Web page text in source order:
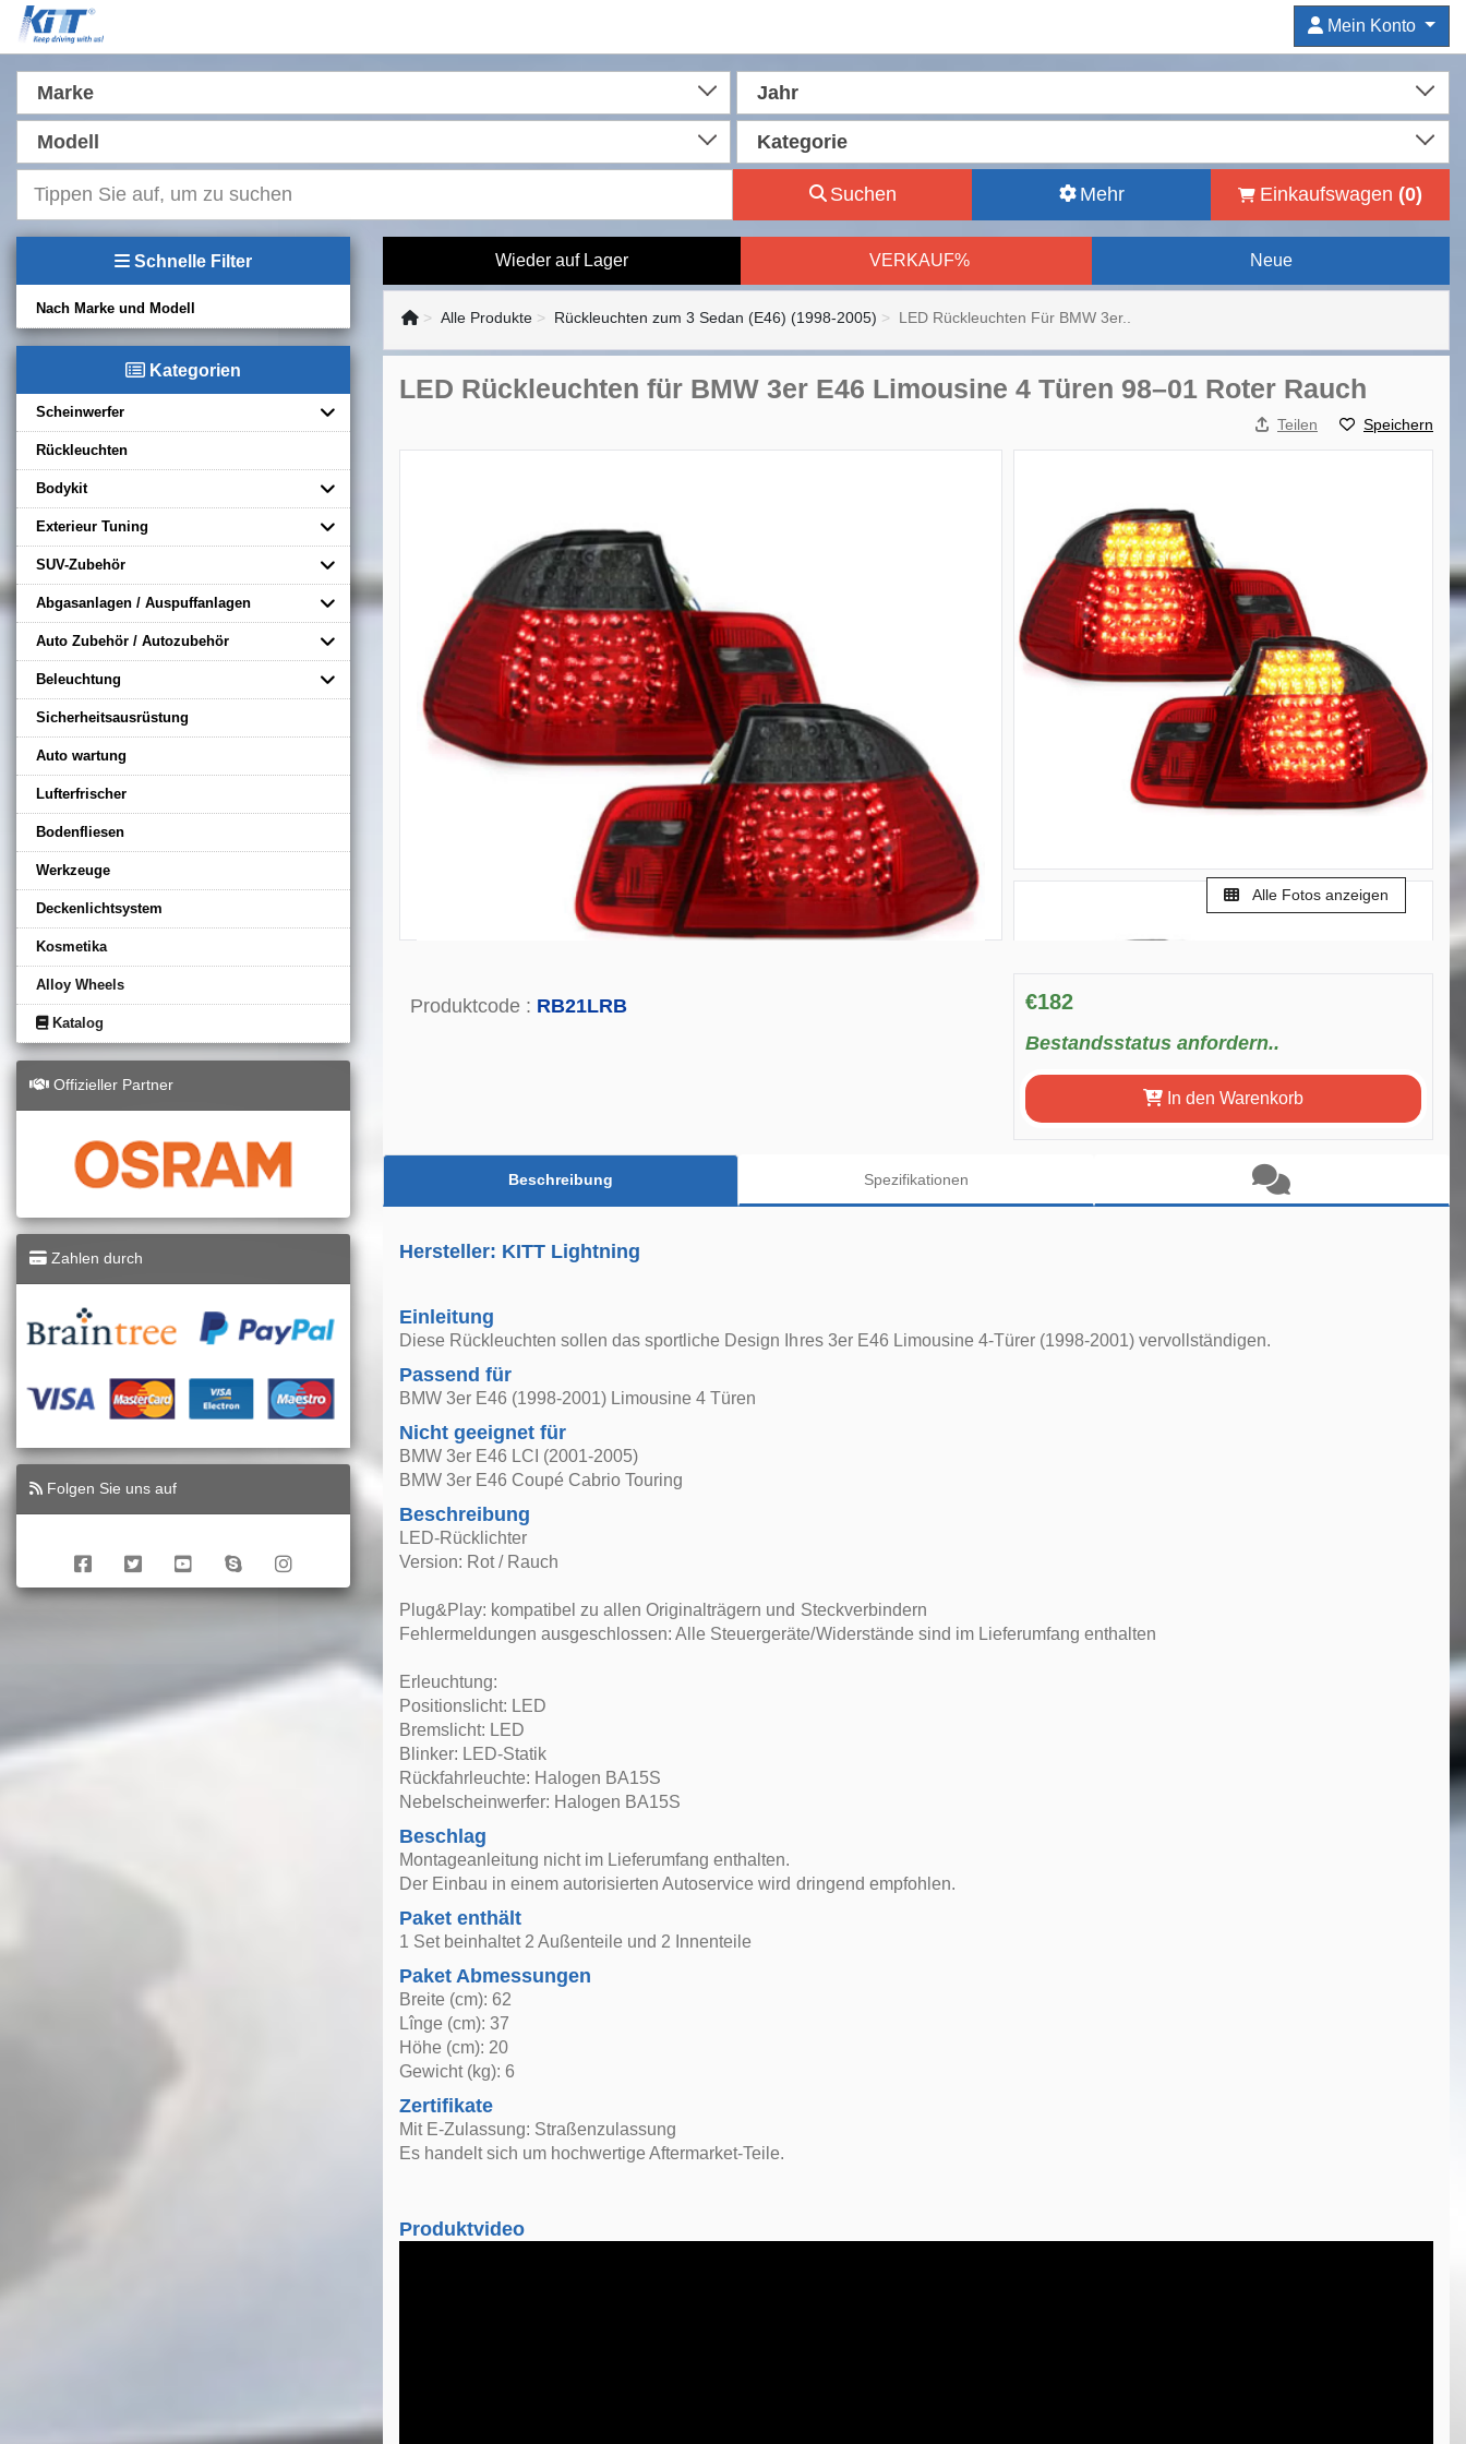
Mein Konto
Marke Jahr
Modell Kategorie
Suchen Mehr Einkaufswagen (0)
Schnelle Filter
Nach Marke und Modell
Kategorien
Scheinwerfer
Rückleuchten
Bodykit
Exterieur Tuning
SUV-Zubehör
Abgasanlagen / Auspuffanlagen
Auto Zubehör / Autozubehör
Beleuchtung
Sicherheitsausrüstung
Auto wartung
Lufterfrischer
Bodenfliesen
Werkzeuge
Deckenlichtsystem
Kosmetika
Alloy Wheels
Katalog
Offizieller Partner
Zahlen durch
Folgen Sie uns auf
Wieder auf Lager VERKAUF% Neue
Alle Produkte Rückleuchten zum 3 Sedan (E46) (1998-2005) LED Rückleuchten Für BMW 3er..
LED Rückleuchten für BMW 3er E46 Limousine 4 Türen 98–01 Roter Rauch
Teilen Speichern
Alle Fotos anzeigen
Produktcode : RB21LRB €182
Bestandsstatus anfordern..
In den Warenkorb
Beschreibung Spezifikationen
Hersteller: KITT Lightning
Einleitung
Diese Rückleuchten sollen das sportliche Design Ihres 3er E46 Limousine 4-Türer (1998-2001) vervollständigen.
Passend für
BMW 3er E46 (1998-2001) Limousine 4 Türen
Nicht geeignet für
BMW 3er E46 LCI (2001-2005)
BMW 3er E46 Coupé Cabrio Touring
Beschreibung
LED-Rücklichter
Version: Rot / Rauch
Plug&Play: kompatibel zu allen Originalträgern und Steckverbindern
Fehlermeldungen ausgeschlossen: Alle Steuergeräte/Widerstände sind im Lieferumfang enthalten
Erleuchtung:
Positionslicht: LED
Bremslicht: LED
Blinker: LED-Statik
Rückfahrleuchte: Halogen BA15S
Nebelscheinwerfer: Halogen BA15S
Beschlag
Montageanleitung nicht im Lieferumfang enthalten.
Der Einbau in einem autorisierten Autoservice wird dringend empfohlen.
Paket enthält
1 Set beinhaltet 2 Außenteile und 2 Innenteile
Paket Abmessungen
Breite (cm): 62
Lînge (cm): 37
Höhe (cm): 20
Gewicht (kg): 6
Zertifikate
Mit E-Zulassung: Straßenzulassung
Es handelt sich um hochwertige Aftermarket-Teile.
Produktvideo